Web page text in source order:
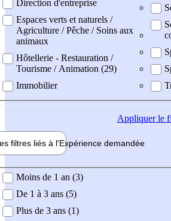
Direction d'entreprise
Espaces verts et naturels /
Agriculture / Pêche / Soins aux
animaux
Hôtellerie - Restauration /
Tourisme / Animation (29)
Immobilier
Appliquerle
filtres liés à l'Expérience demandée
demandée
Moins de 1 an (3)
De 1 à 3 ans (5)
Plus de 3 ans (1)